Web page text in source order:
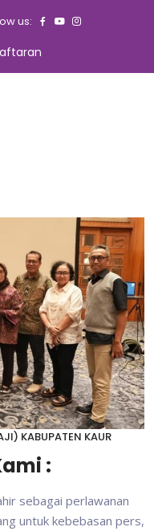
us:
KABUPATEN KAUR
:
sebagai perlawanan
untuk kebebasan pers,